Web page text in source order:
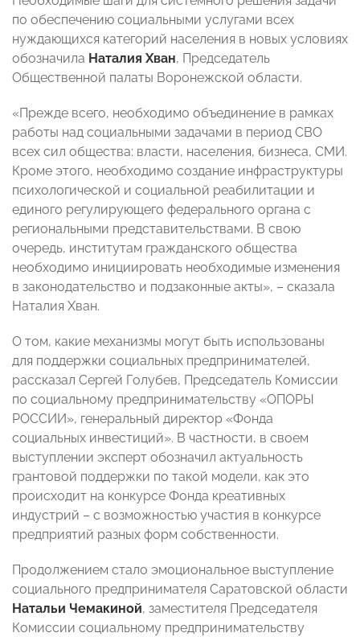
по обеспечению социальными услугами всех
нуждающихся категорий населения в новых условиях
обозначила Наталия Хван, Председатель
Общественной палаты Воронежской области.
«Прежде всего, необходимо объединение в рамках
работы над социальными задачами в период СВО
всех сил общества: власти, населения, бизнеса, СМИ.
Кроме этого, необходимо создание инфраструктуры
психологической и социальной реабилитации и
единого регулирующего федерального органа с
региональными представительствами. В свою
очередь, институтам гражданского общества
необходимо инициировать необходимые изменения
в законодательство и подзаконные акты», – сказала
Наталия Хван.
О том, какие механизмы могут быть использованы
для поддержки социальных предпринимателей,
рассказал Сергей Голубев, Председатель Комиссии
по социальному предпринимательству «ОПОРЫ
РОССИИ», генеральный директор «Фонда
социальных инвестиций». В частности, в своем
выступлении эксперт обозначил актуальность
грантовой поддержки по такой модели, как это
происходит на конкурсе Фонда креативных
индустрий – с возможностью участия в конкурсе
предприятий разных форм собственности.
Продолжением стало эмоциональное выступление
социального предпринимателя Саратовской области
Натальи Чемакиной, заместителя Председателя
Комиссии социальному предпринимательству